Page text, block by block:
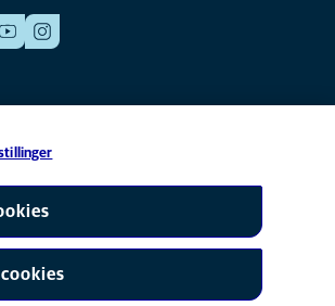
© 2026